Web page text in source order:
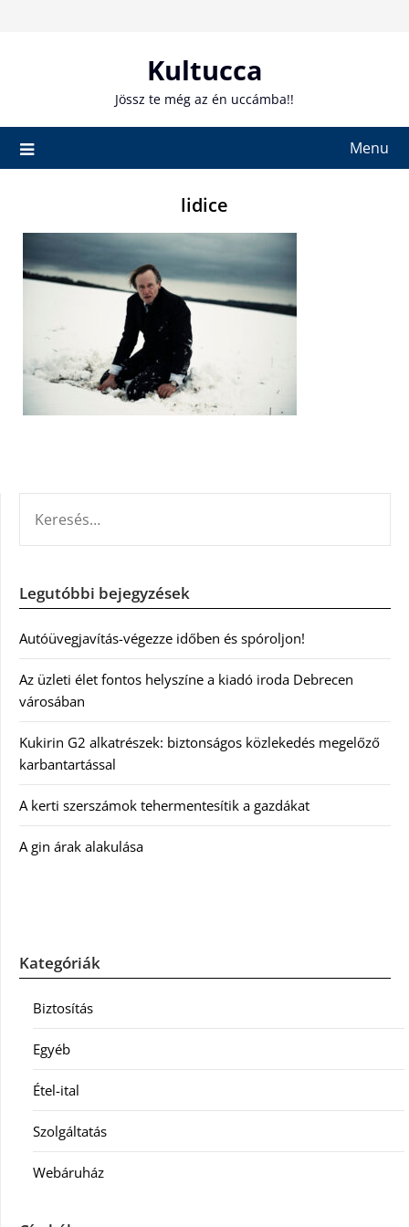
Kultucca
Jössz te még az én uccámba!!
Menu
lidice
Legutóbbi bejegyzések
Autóüvegjavítás-végezze időben és spóroljon!
Az üzleti élet fontos helyszíne a kiadó iroda Debrecen
városában
Kukirin G2 alkatrészek: biztonságos közlekedés megelőző
karbantartással
A kerti szerszámok tehermentesítik a gazdákat
A gin árak alakulása
Kategóriák
Biztosítás
Egyéb
Étel-ital
Szolgáltatás
Webáruház